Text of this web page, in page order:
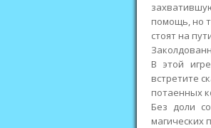
помощь, но
стоят на
В этой
встретите
потаенных
Без доли
магических